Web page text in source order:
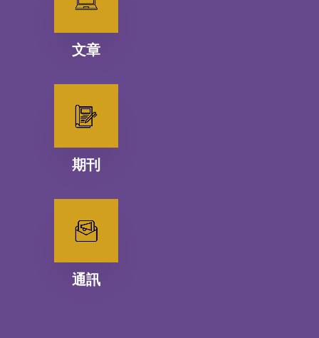
文章
期刊
通訊